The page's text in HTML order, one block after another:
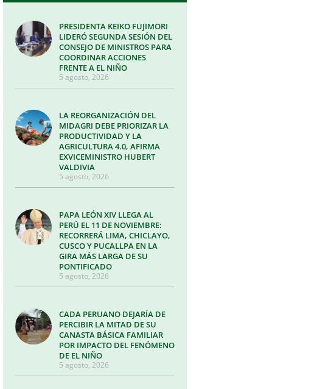
PRESIDENTA KEIKO FUJIMORI
LIDERÓ SEGUNDA SESIÓN DEL
CONSEJO DE MINISTROS PARA
COORDINAR ACCIONES
FRENTE A EL NIÑO
5 agosto, 2026
LA REORGANIZACIÓN DEL
MIDAGRI DEBE PRIORIZAR LA
PRODUCTIVIDAD Y LA
AGRICULTURA 4.0, AFIRMA
EXVICEMINISTRO HUBERT
VALDIVIA
5 agosto, 2026
PAPA LEÓN XIV LLEGA AL
PERÚ EL 11 DE NOVIEMBRE:
RECORRERÁ LIMA, CHICLAYO,
CUSCO Y PUCALLPA EN LA
GIRA MÁS LARGA DE SU
PONTIFICADO
5 agosto, 2026
CADA PERUANO DEJARÍA DE
PERCIBIR LA MITAD DE SU
CANASTA BÁSICA FAMILIAR
POR IMPACTO DEL FENÓMENO
DE EL NIÑO
5 agosto, 2026